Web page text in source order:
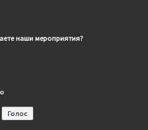
наши мероприятия?